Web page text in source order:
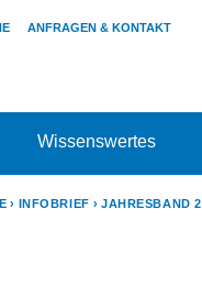
ANFRAGEN & KONTAKT
Wissenswertes
INFOBRIEF JAHRESBAND